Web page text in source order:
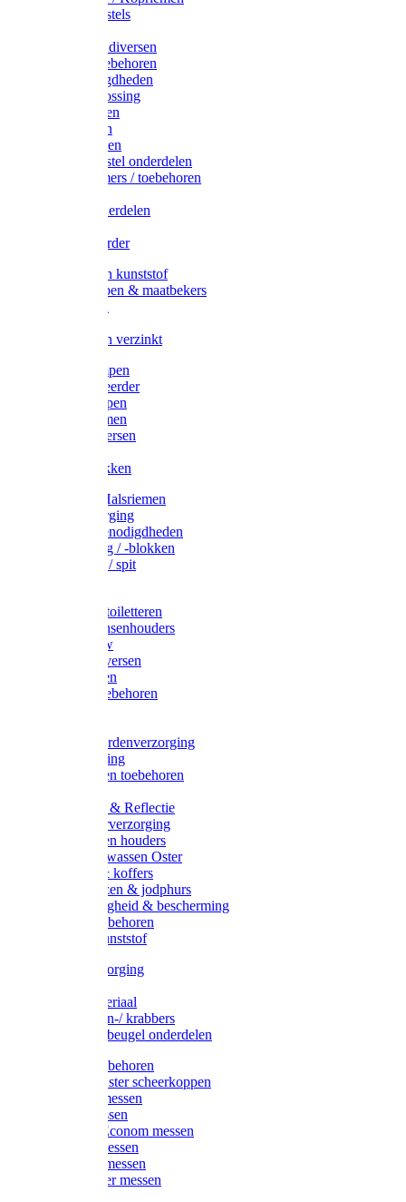
Koerugborstels
Koe / Stier diversen
Melkers toebehoren
Stalbenodigdheden
Kalververlossing
Stierenringen
Onthoornen
Kalverflessen
Koerugborstel onderdelen
Kalveremmers / toebehoren
Koelift onderdelen
Uieronthaarder
Voerbakken kunststof
Voerscheppen & maatbekers
Voerbakken verzinkt
Warmtelampen
Staartcoupeerder
Biggenkappen
Neuskrammen
Varken diversen
Varkensbakken
Halsters / Halsriemen
Hoefverzorging
Lammer benodigdheden
Ramdektuig / -blokken
Vastzetpen / spit
Poetsen & toiletteren
Zadel-/Trensenhouders
Halstertouw
Halsters diversen
Hoofdstellen
Zadel & toebehoren
Rapide paardenverzorging
Ruiter kleding
Hoofdstellen toebehoren
Verlichting & Reflectie
Rapide leerverzorging
Likstenen en houders
Poetsen & wassen Oster
Poetssets & koffers
Ruiter laarzen & jodphurs
Ruiter veiligheid & bescherming
Ruiter - toebehoren
Voerbak kunststof
Klauwverzorging
Injectiemateriaal
Hoefmessen-/ krabbers
Hoefbekapbeugel onderdelen
Messen toebehoren
Moser & Oster scheerkoppen
Hauptner messen
Liscop messen
Aesculap/Econom messen
Heiniger messen
Constanta messen
FarmClipper messen